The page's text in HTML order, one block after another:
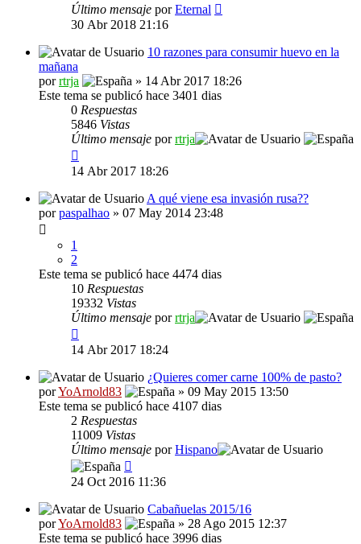
Último mensaje porEternal
30 Abr 2018 21:16
10 razones para consumir huevo en la
mañana
porrtrja
» 14 Abr 2017 18:26
Este tema se publicó hace 3401 dias
0 Respuestas
5846 Vistas
Último mensaje porrtrja
14 Abr 2017 18:26
A qué viene esa invasión rusa??
porpaspalhao » 07 May 2014 23:48
1
2
Este tema se publicó hace 4474 dias
10 Respuestas
19332 Vistas
Último mensaje porrtrja
14 Abr 2017 18:24
¿Quieres comer carne 100% de pasto?
porYoArnold83
» 09 May 2015 13:50
Este tema se publicó hace 4107 dias
2 Respuestas
11009 Vistas
Último mensaje porHispano
24 Oct 2016 11:36
Cabañuelas 2015/16
porYoArnold83
» 28 Ago 2015 12:37
Este tema se publicó hace 3996 dias